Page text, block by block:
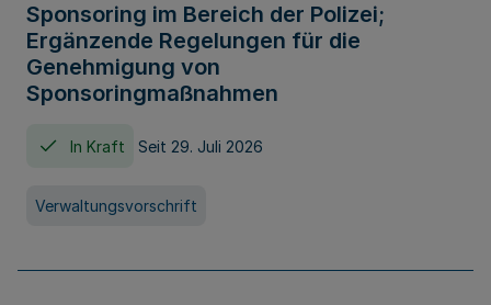
Sponsoring im Bereich der Polizei;
Ergänzende Regelungen für die
Genehmigung von
Sponsoringmaßnahmen
In Kraft Seit 29. Juli 2026
Verwaltungsvorschrift